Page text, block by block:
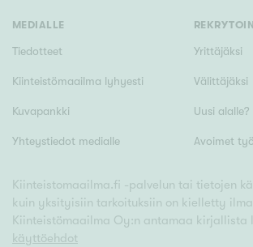
MEDIALLE
Tiedotteet
Kiinteistömaailma lyhyesti
Kuvapankki
Yhteystiedot medialle
Yrittäjäksi
Välittäjäksi
Uusi alalle?
Avoimet
Kiinteistomaailma.fi -palvelun tai tietojen
kuin yksityisiin tarkoituksiin on kielletty
Kiinteistömaailma Oy:n antamaa kirjallista
käyttöehdot